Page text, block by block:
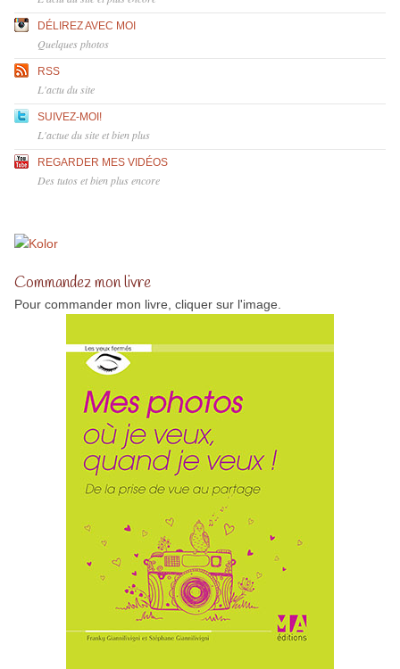
DÉLIREZ AVEC MOI
Quelques photos
RSS
L'actu du site
SUIVEZ-MOI!
L'actue du site et bien plus
REGARDER MES VIDÉOS
Des tutos et bien plus encore
Commandez mon livre
Pour commander mon livre, cliquer sur l'image.